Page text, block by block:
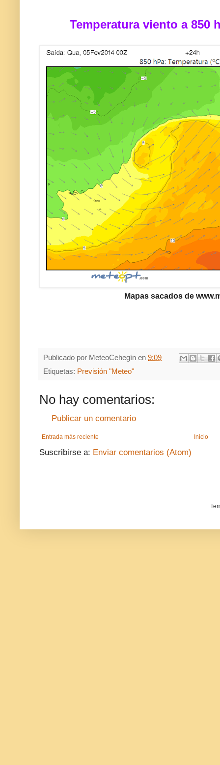
Temperatura viento a 850
Mapas sacados de
Publicado por MeteoCehegín en 9:09
Etiquetas: Previsión "Meteo"
No hay comentarios:
Publicar un comentario
Entrada más reciente Inicio
Suscribirse a: Enviar comentarios (Atom)